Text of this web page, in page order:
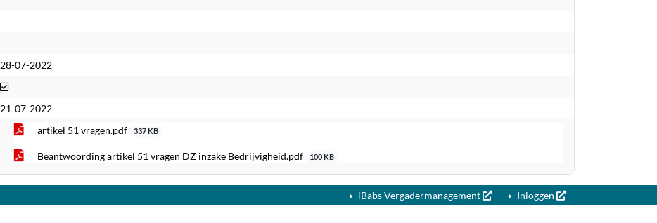
28-07-2022
Afgedaan
21-07-2022
artikel 51 vragen.pdf 337 KB
Beantwoording artikel 51 vragen DZ inzake Bedrijvigheid.pdf 100 KB
iBabs Vergadermanagement Inloggen